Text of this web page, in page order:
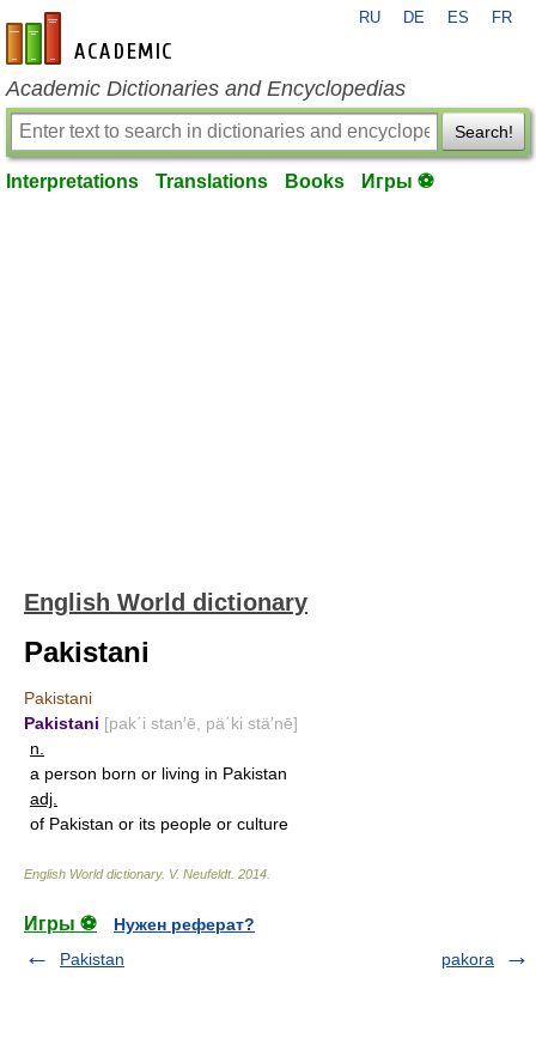
en-academic.com
RU DE ES FR
Academic Dictionaries and Encyclopedias
Search!
Interpretations Translations Books Игры ⚽
English World dictionary
Pakistani
Pakistani
Pakistani [pak΄i stan′ē, pä΄ki stä′nē]
n.
a person born or living in Pakistan
adj.
of Pakistan or its people or culture
English World dictionary. V. Neufeldt. 2014
Игры ⚽
Нужен реферат?
Pakistan
pakora